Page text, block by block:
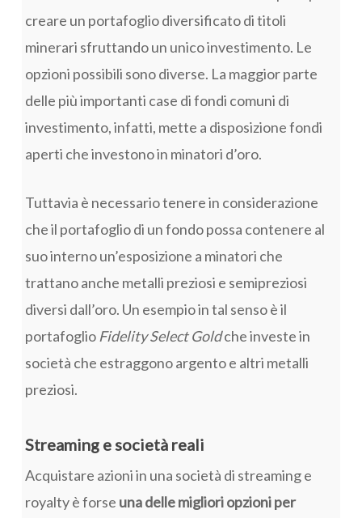
creare un portafoglio diversificato di titoli
minerari sfruttando un unico investimento. Le
opzioni possibili sono diverse. La maggior parte
delle più importanti case di fondi comuni di
investimento, infatti, mette a disposizione fondi
aperti che investono in minatori d’oro.
Tuttavia è necessario tenere in considerazione
che il portafoglio di un fondo possa contenere al
suo interno un’esposizione a minatori che
trattano anche metalli preziosi e semipreziosi
diversi dall’oro. Un esempio in tal senso è il
portafoglio Fidelity Select Goldche investe in
società che estraggono argento e altri metalli
preziosi.
Streaming e società reali
Acquistare azioni in una società di streaming e
royalty è forse una delle migliori opzioni per